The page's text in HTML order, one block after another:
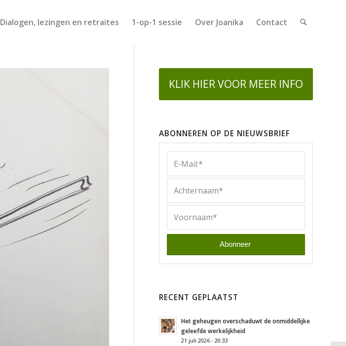
Dialogen, lezingen en retraites 1-op-1 sessie Over Joanika Contact
KLIK HIER VOOR MEER INFO
ABONNEREN OP DE NIEUWSBRIEF
RECENT GEPLAATST
Het geheugen overschaduwt de onmiddellijke
geleefde werkelijkheid
21 juli 2026 - 20:33